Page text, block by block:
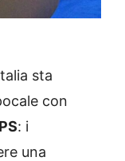
sta
con
: i
una